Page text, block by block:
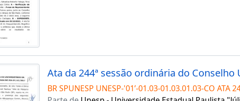
BR SPUNESP UNESP-'01’-01.03-01.03.01.03-CO ATA